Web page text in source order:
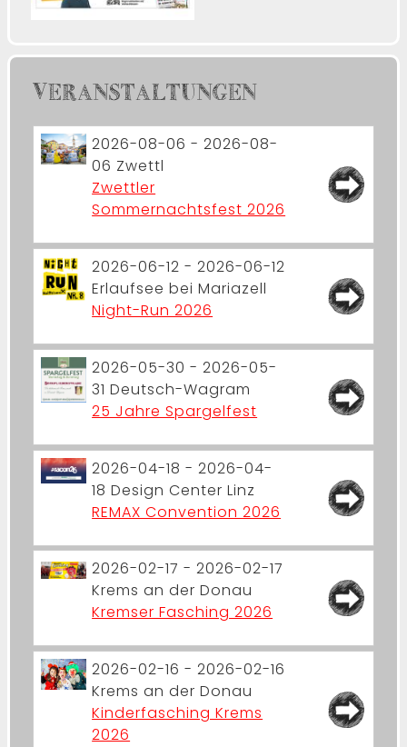
VERANSTALTUNGEN
2026-08-06 - 2026-08-
06 Zwettl
Zwettler
Sommernachtsfest 2026
2026-06-12 - 2026-06-12
Erlaufsee bei Mariazell
Night-Run 2026
2026-05-30 - 2026-05-
31 Deutsch-Wagram
25 Jahre Spargelfest
2026-04-18 - 2026-04-
18 Design Center Linz
REMAX Convention 2026
2026-02-17 - 2026-02-17
Krems an der Donau
Kremser Fasching 2026
2026-02-16 - 2026-02-16
Krems an der Donau
Kinderfasching Krems
2026